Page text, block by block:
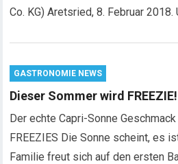
Co. KG) Aretsried, 8. Februar 2018.
GASTRONOMIE NEWS
Dieser Sommer wird FREEZIE!
Der echte Capri-Sonne
FREEZIES Die Sonne scheint, es
Familie freut sich auf den ersten